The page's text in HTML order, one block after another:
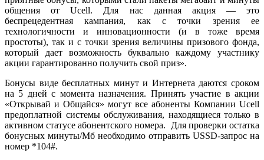
общения от Ucell. Для нас данная акция — это
беспрецедентная кампания, как с точки зрения ее
технологичности и инновационности (и в тоже время
простоты), так и с точки зрения величины призового фонда,
который дает возможность буквально каждому участнику
акции гарантированно получить свой приз».
Бонусы виде бесплатных минут и Интернета даются сроком
на 5 дней с момента назначения. Принять участие в акции
«Открывай и Общайся» могут все абоненты Компании Ucell
предоплатной системы обслуживания, находящиеся только в
активном статусе абонентского номера. Для проверки остатка
бонусных минуты/Мб необходимо отправить USSD-запрос на
номер *104#.